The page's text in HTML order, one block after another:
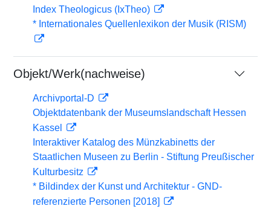
Index Theologicus (IxTheo)
* Internationales Quellenlexikon der Musik (RISM)
Objekt/Werk(nachweise)
Archivportal-D
Objektdatenbank der Museumslandschaft Hessen
Kassel
Interaktiver Katalog des Münzkabinetts der
Staatlichen Museen zu Berlin - Stiftung Preußischer
Kulturbesitz
* Bildindex der Kunst und Architektur - GND-
referenzierte Personen [2018]